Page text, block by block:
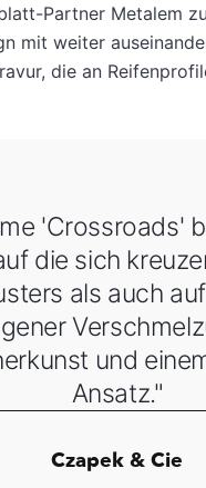
Partner Metalem
mit weiter
die an
'Crossroads'
die sich
als auch
und
Ansatz."
Czapek & Cie